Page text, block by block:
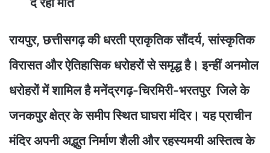
रायपुर, छत्तीसगढ़ की धरती प्राकृतिक सौंदर्य, सांस्कृतिक
विरासत और ऐतिहासिक धरोहरों से समृद्ध है। इन्हीं अनमोल
धरोहरों में शामिल है मनेंद्रगढ़-चिरमिरी-भरतपुर जिले के
जनकपुर क्षेत्र के समीप स्थित घाघरा मंदिर। यह प्राचीन
मंदिर अपनी अद्भुत निर्माण शैली और रहस्यमयी अस्तित्व के